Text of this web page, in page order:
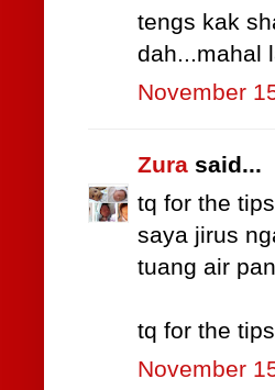
tengs kak
dah...mahal
November
Zura said...
tq for the
saya jirus
tuang air
tq for the
November